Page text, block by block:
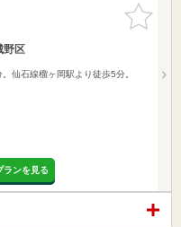
お気に入
りに追加
野区
仙石線榴ヶ岡駅より徒歩5分。
ランを見る